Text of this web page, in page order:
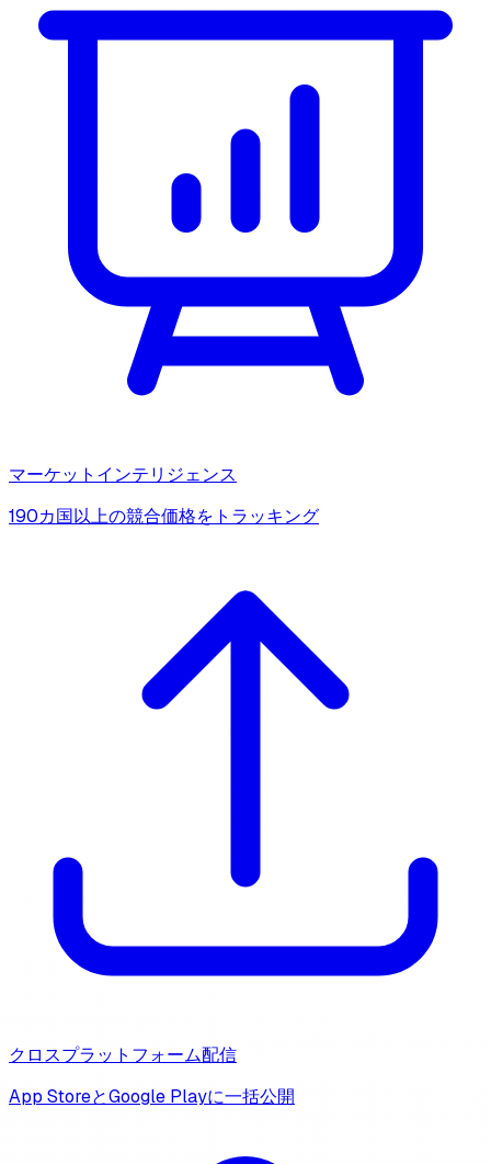
マーケットインテリジェンス
190カ国以上の競合価格をトラッキング
クロスプラットフォーム配信
App StoreとGoogle Playに一括公開